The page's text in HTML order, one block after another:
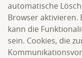
automatische
Browser aktivieren.
kann die
sein. Cookies, die